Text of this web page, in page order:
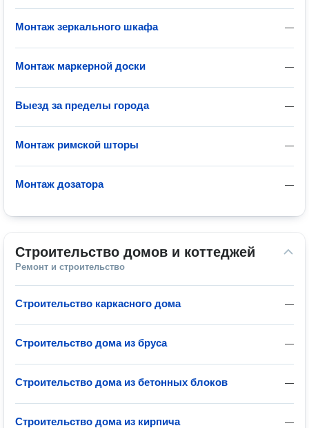
—
Монтаж зеркального шкафа
—
Монтаж маркерной доски
—
Выезд за пределы города
—
Монтаж римской шторы
—
Монтаж дозатора
Строительство домов и коттеджей
Ремонт и строительство
—
Строительство каркасного дома
—
Строительство дома из бруса
—
Строительство дома из бетонных блоков
—
Строительство дома из кирпича